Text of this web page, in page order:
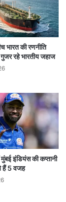
में कहा कि,
तरफ से कोई
मैं अपने तीन
ने 10 मीटर
एयर
नाम किया
भारत की रणनीति
गुजर रहे भारतीय जहाज
मुंबई इंडियंस की कप्तानी
हैं 5 वजह